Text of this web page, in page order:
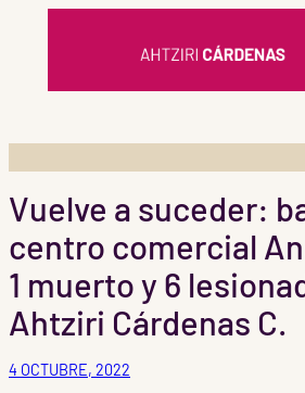
Vuelve a suceder:
centro comercial
1 muerto y 6
Ahtziri Cárdenas C.
4 OCTUBRE, 2022